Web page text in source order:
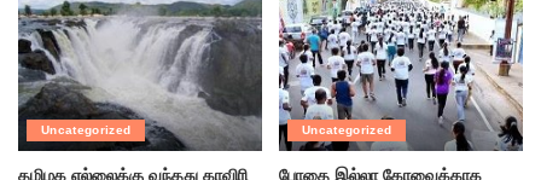
Uncategorized
தமிழக எல்லைக்கு வந்தது காவிரி
Uncategorized
போதை இல்லா கோவைக்காக